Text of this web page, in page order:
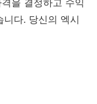
을 결정하고 수익
다. 당신의 엑시